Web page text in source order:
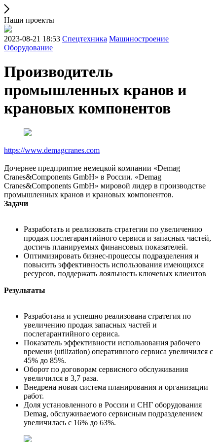
Наши проекты
2023-08-21 18:53 Спецтехника Машиностроение
Оборудование
Производитель
промышленных кранов и
крановых компонентов
https://www.demagcranes.com
Дочернее предприятие немецкой компании «Demag
Cranes&Components GmbH» в России. «Demag
Cranes&Components GmbH» мировой лидер в производстве
промышленных кранов и крановых компонентов.
Задачи
Разработать и реализовать стратегии по увеличению
продаж послегарантийного сервиса и запасных частей,
достичь планируемых финансовых показателей.
Оптимизировать бизнес-процессы подразделения и
повысить эффективность использования имеющихся
ресурсов, поддержать лояльность ключевых клиентов
Результаты
Разработана и успешно реализована стратегия по
увеличению продаж запасных частей и
послегарантийного сервиса.
Показатель эффективности использования рабочего
времени (utilization) оперативного сервиса увеличился с
45% до 85%.
Оборот по договорам сервисного обслуживания
увеличился в 3,7 раза.
Внедрена новая система планирования и организации
работ.
Доля установленного в России и СНГ оборудования
Demag, обслуживаемого сервисным подразделением
увеличилась с 16% до 63%.